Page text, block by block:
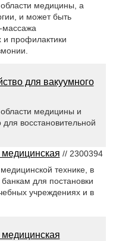
медицины, а
и может быть
массажа
и профилактики
для вакуумного
медицины и
восстановительной
медицинская // 2300394
технике, в
для постановки
учреждениях и в
медицинская